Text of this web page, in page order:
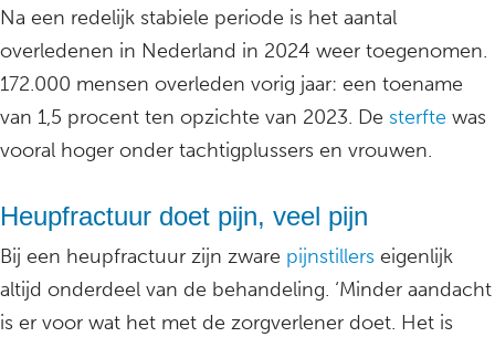
Na een redelijk stabiele periode is het aantal
overledenen in Nederland in 2024 weer toegenomen.
172.000 mensen overleden vorig jaar: een toename
van 1,5 procent ten opzichte van 2023. De sterfte was
vooral hoger onder tachtigplussers en vrouwen.
Heupfractuur doet pijn, veel pijn
Bij een heupfractuur zijn zware pijnstillers eigenlijk
altijd onderdeel van de behandeling. ‘Minder aandacht
is er voor wat het met de zorgverlener doet. Het is